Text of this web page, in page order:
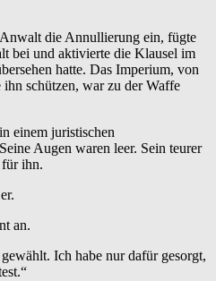
die Annullierung ein, fügte
bei und aktivierte die Klausel im
hatte. Das Imperium, von
ihn schützen, war zu der Waffe
einem juristischen
Augen waren leer. Sein teurer
ihn.
an.
Ich habe nur dafür gesorgt,